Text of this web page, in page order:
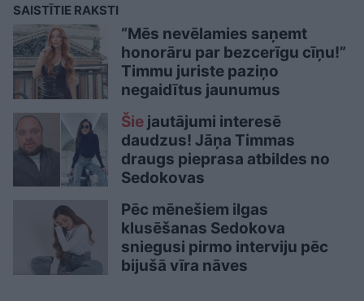
SAISTĪTIE RAKSTI
“Mēs nevēlamies saņemt
honorāru par bezcerīgu cīņu!”
Timmu juriste paziņo
negaidītus jaunumus
Šie jautājumi interesē
daudzus! Jāņa Timmas
draugs pieprasa atbildes no
Sedokovas
Pēc mēnešiem ilgas
klusēšanas Sedokova
sniegusi pirmo interviju pēc
bijušā vīra nāves